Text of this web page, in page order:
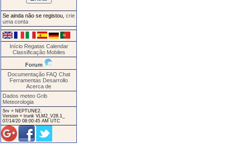
Se ainda não se registou, crie
uma conta
Início Regatas Calendar
Classificação Mobiles
Forum
Documentação FAQ Chat
Ferramentas Desarrollo
Acerca de
Dados meteo Grib
Meteorologia
Srv = NEPTUNE2.
Version = trunk VLM2_V28.1_
07/14/20 08:00:45 AM UTC